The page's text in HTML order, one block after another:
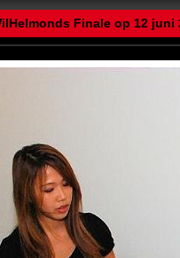
Finale op 12